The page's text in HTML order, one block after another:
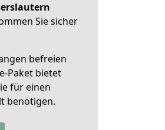
Sie sicher
befreien
Paket bietet
für einen
benötigen.